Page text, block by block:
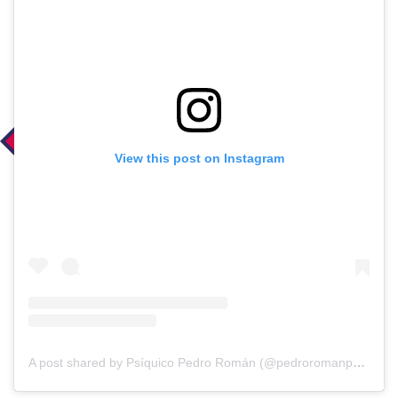
View this post on Instagram
A post shared by Psíquico Pedro Román (@pedroromanpsiquico)